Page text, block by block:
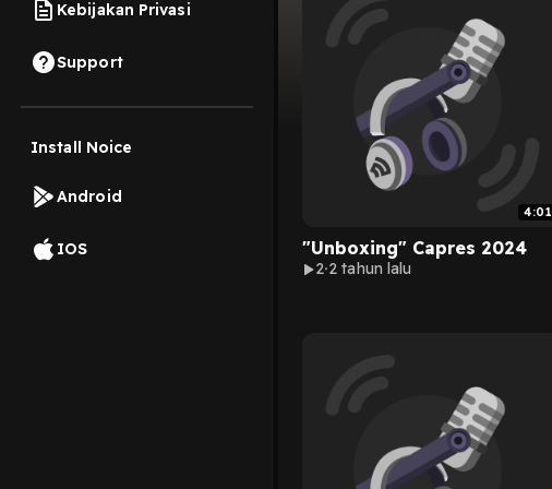
Kebijakan Privasi
Support
Install Noice
Android
IOS
4:01
"Unboxing" Capres 2024
2 2 tahun lalu